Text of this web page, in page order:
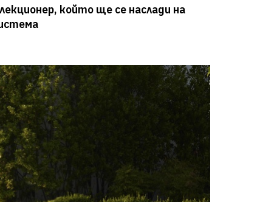
МОТОРИ
ДРУГИ
СЪВЕТИ
който ще се наслади на